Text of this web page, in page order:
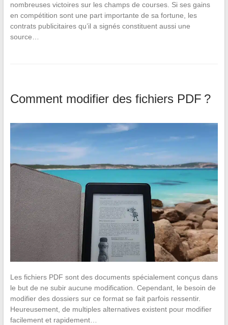
nombreuses victoires sur les champs de courses. Si ses gains
en compétition sont une part importante de sa fortune, les
contrats publicitaires qu’il a signés constituent aussi une
source…
Comment modifier des fichiers PDF ?
Les fichiers PDF sont des documents spécialement conçus dans
le but de ne subir aucune modification. Cependant, le besoin de
modifier des dossiers sur ce format se fait parfois ressentir.
Heureusement, de multiples alternatives existent pour modifier
facilement et rapidement…